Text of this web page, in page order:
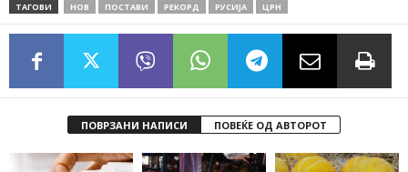
ТАГОВИ НОВ ПОСТАВИ РЕКОРД РУСИЈА ЦРН
ПОВРЗАНИ НАПИСИ ПОВЕЌЕ ОД АВТОРОТ